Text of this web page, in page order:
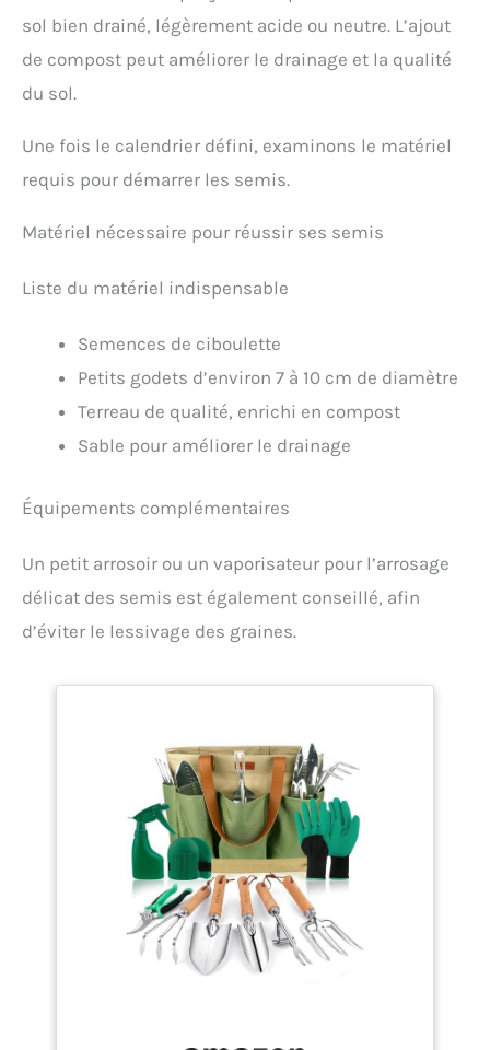
sol bien drainé, légèrement acide ou neutre. L’ajout
de compost peut améliorer le drainage et la qualité
du sol.
Une fois le calendrier défini, examinons le matériel
requis pour démarrer les semis.
Matériel nécessaire pour réussir ses semis
Liste du matériel indispensable
Semences de ciboulette
Petits godets d’environ 7 à 10 cm de diamètre
Terreau de qualité, enrichi en compost
Sable pour améliorer le drainage
Équipements complémentaires
Un petit arrosoir ou un vaporisateur pour l’arrosage
délicat des semis est également conseillé, afin
d’éviter le lessivage des graines.